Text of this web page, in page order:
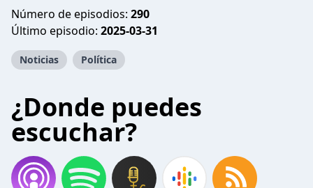
Número de episodios: 290
Último episodio: 2025-03-31
Noticias Política
¿Donde puedes
escuchar?